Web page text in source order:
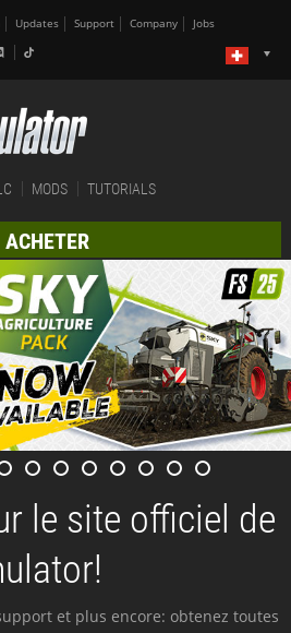
Updates Support Company Jobs
MODS TUTORIALS
ACHETER
le site officiel de
et plus encore: obtenez toutes